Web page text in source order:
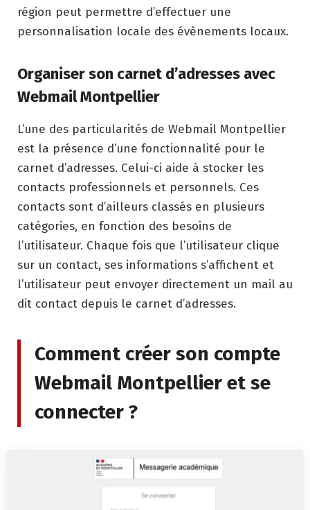
région peut permettre d’effectuer une
personnalisation locale des évènements locaux.
Organiser son carnet d’adresses avec
Webmail Montpellier
L’une des particularités de Webmail Montpellier
est la présence d’une fonctionnalité pour le
carnet d’adresses. Celui-ci aide à stocker les
contacts professionnels et personnels. Ces
contacts sont d’ailleurs classés en plusieurs
catégories, en fonction des besoins de
l’utilisateur. Chaque fois que l’utilisateur clique
sur un contact, ses informations s’affichent et
l’utilisateur peut envoyer directement un mail au
dit contact depuis le carnet d’adresses.
Comment créer son compte
Webmail Montpellier et se
connecter ?